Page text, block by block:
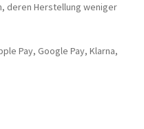
deren Herstellung weniger
Pay, Google Pay, Klarna,